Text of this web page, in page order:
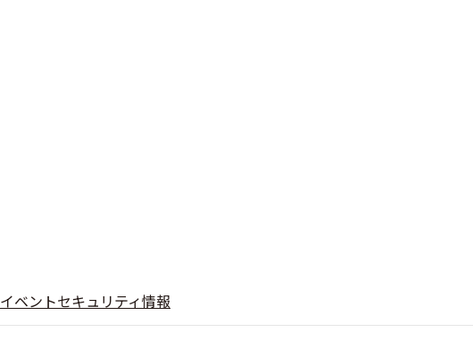
イベントセキュリティ情報